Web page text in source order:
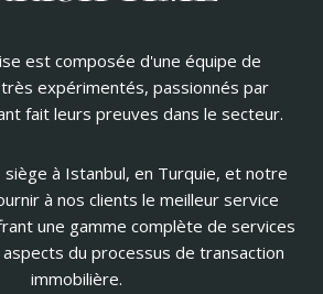
est composée d'une équipe de
expérimentés, passionnés par
fait leurs preuves dans le secteur.
à Istanbul, en Turquie, et notre
à nos clients le meilleur service
une gamme complète de services
du processus de transaction
immobilière.